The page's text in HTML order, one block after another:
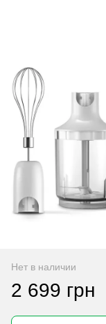
Нет в наличии
2 699 грн